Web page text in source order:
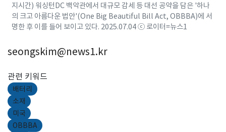
지시간) 워싱턴DC 백악관에서 대규모 감세 등 대선 공약을 담은 '하나
의 크고 아름다운 법안'(One Big Beautiful Bill Act, OBBBA)에 서
명한 후 이를 들어 보이고 있다. 2025.07.04 ⓒ 로이터=뉴스1
seongskim@news1.kr
관련 키워드
배터리
소재
미국
OBBBA